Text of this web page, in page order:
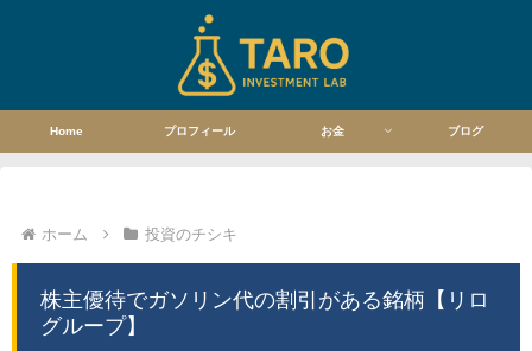
Home プロフィール お金 ブログ
ホーム 投資のチシキ
株主優待でガソリン代の割引がある銘柄【リロ
グループ】